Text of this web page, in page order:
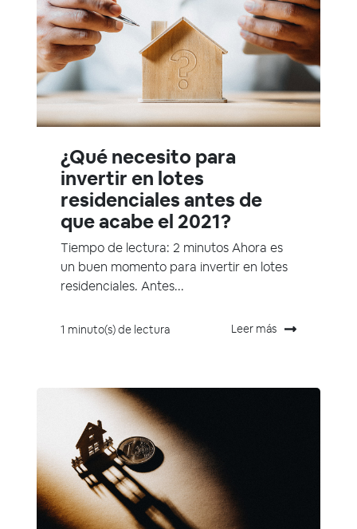
¿Qué necesito para
invertir en lotes
residenciales antes de
que acabe el 2021?
Tiempo de lectura: 2 minutos Ahora es
un buen momento para invertir en lotes
residenciales. Antes...
1 minuto(s) de lectura Leer más